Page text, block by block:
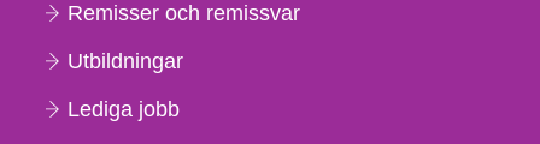
Remisser och remissvar
Utbildningar
Lediga jobb